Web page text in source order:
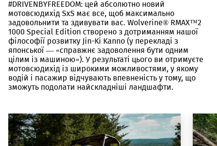
#DRIVENBYFREEDOM: цей абсолютно новий
мотовсюдихід SxS має все, щоб максимально
задовольнити та здивувати вас. Wolverine® RMAX™2
1000 Special Edition створено з дотриманням нашої
філософії розвитку Jin-Ki Kanno (у перекладі з
японської — «справжнє задоволення бути одним
цілим із машиною»). У результаті цього ви отримуєте
мотовсюдихід із широкими можливостями, у якому
водій і пасажир відчувають впевненість у тому, що
зможуть подолати найскладніші ландшафти.